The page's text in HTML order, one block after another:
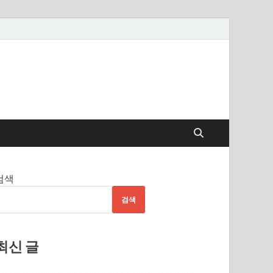
색
검색
신 글